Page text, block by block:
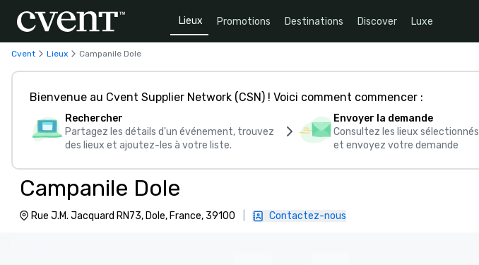
Lieux Promotions Destinations Discover Luxe
Cvent Lieux Campanile Dole
Bienvenue au Cvent Supplier Network (CSN) ! Voici comment commencer :
Rechercher
Partagez les détails d'un événement, trouvez
des lieux et ajoutez-les à votre liste.
Envoyer la demande
Consultez les lieux sélectionnés
et envoyez votre demande
Campanile Dole
Rue J.M. Jacquard RN73, Dole, France, 39100 Contactez-nous